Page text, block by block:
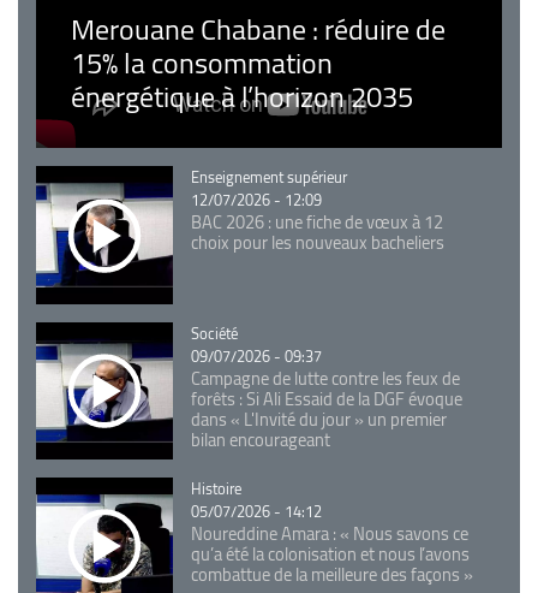
Merouane Chabane : réduire de
15% la consommation
énergétique à l’horizon 2035
Catégorie
Enseignement supérieur
12/07/2026 - 12:09
BAC 2026 : une fiche de vœux à 12
choix pour les nouveaux bacheliers
Catégorie
Société
09/07/2026 - 09:37
Campagne de lutte contre les feux de
forêts : Si Ali Essaid de la DGF évoque
dans « L'Invité du jour » un premier
bilan encourageant
Catégorie
Histoire
05/07/2026 - 14:12
Noureddine Amara : « Nous savons ce
qu’a été la colonisation et nous l’avons
combattue de la meilleure des façons »